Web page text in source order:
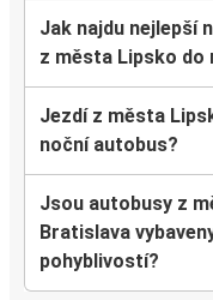
Jak najdu nejlepší
z města Lipsko do
Jezdí z města
noční autobus?
Jsou autobusy z
Bratislava
pohyblivostí?